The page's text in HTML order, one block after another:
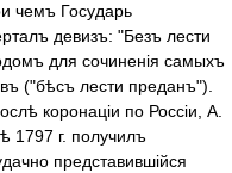
чемъ Государь
девизъ: "Безъ лести
для сочиненія самыхъ
("бѣсъ лести преданъ").
коронаціи по Россіи, А.
1797 г. получилъ
представившійся